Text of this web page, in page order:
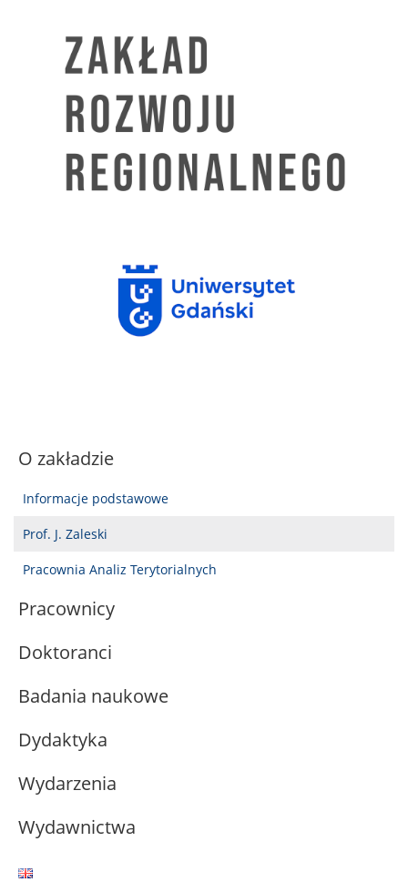
O zakładzie
Informacje podstawowe
Prof. J. Zaleski
Pracownia Analiz Terytorialnych
Pracownicy
Doktoranci
Badania naukowe
Dydaktyka
Wydarzenia
Wydawnictwa